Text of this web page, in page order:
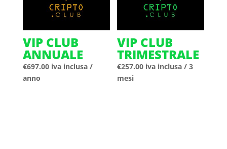
VIP CLUB
ANNUALE
€697.00 iva inclusa/
anno
VIP CLUB
TRIMESTRALE
€257.00 iva inclusa / 3
mesi